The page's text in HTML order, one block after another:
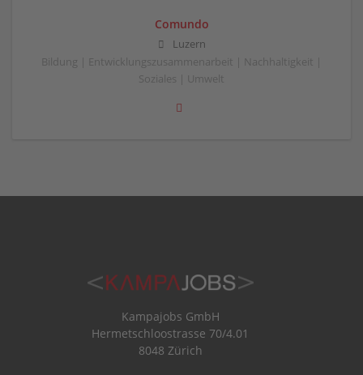
Comundo
Luzern
Bildung | Entwicklungszusammenarbeit | Nachhaltigkeit |
Soziales | Umwelt
Kampajobs GmbH
Hermetschloostrasse 70/4.01
8048 Zürich